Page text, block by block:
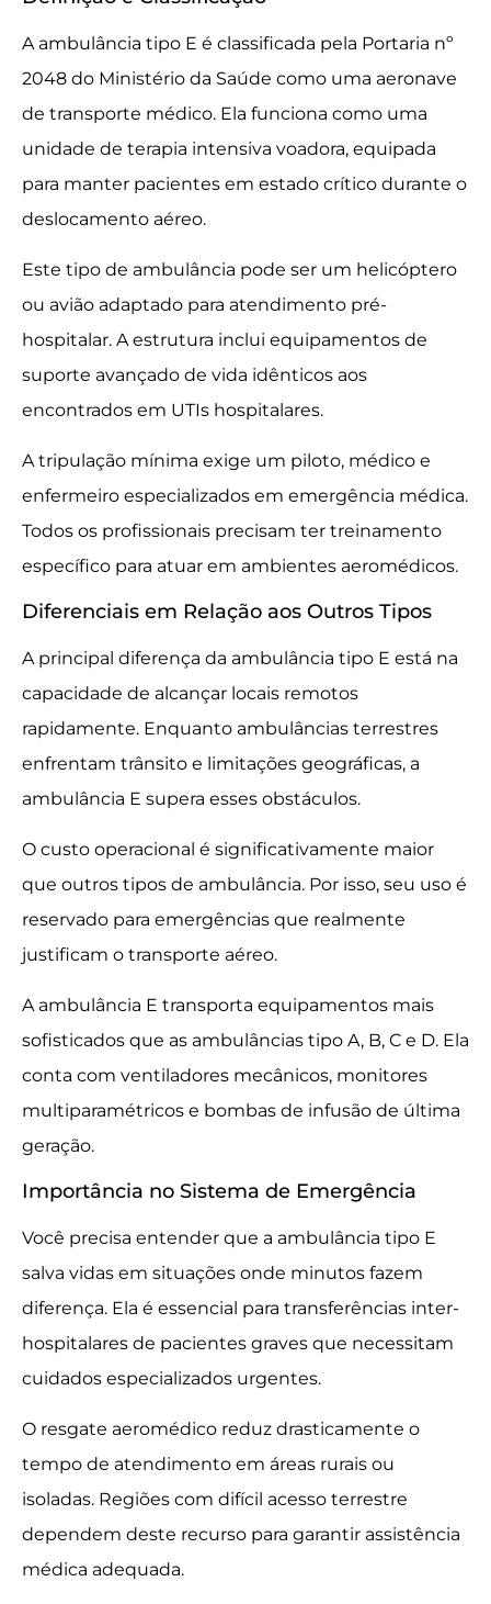
A ambulância tipo E é classificada pela Portaria nº
2048 do Ministério da Saúde como uma aeronave
de transporte médico. Ela funciona como uma
unidade de terapia intensiva voadora, equipada
para manter pacientes em estado crítico durante o
deslocamento aéreo.
Este tipo de ambulância pode ser um helicóptero
ou avião adaptado para atendimento pré-
hospitalar. A estrutura inclui equipamentos de
suporte avançado de vida idênticos aos
encontrados em UTIs hospitalares.
A tripulação mínima exige um piloto, médico e
enfermeiro especializados em emergência médica.
Todos os profissionais precisam ter treinamento
específico para atuar em ambientes aeromédicos.
Diferenciais em Relação aos Outros Tipos
A principal diferença da ambulância tipo E está na
capacidade de alcançar locais remotos
rapidamente. Enquanto ambulâncias terrestres
enfrentam trânsito e limitações geográficas, a
ambulância E supera esses obstáculos.
O custo operacional é significativamente maior
que outros tipos de ambulância. Por isso, seu uso é
reservado para emergências que realmente
justificam o transporte aéreo.
A ambulância E transporta equipamentos mais
sofisticados que as ambulâncias tipo A, B, C e D. Ela
conta com ventiladores mecânicos, monitores
multiparamétricos e bombas de infusão de última
geração.
Importância no Sistema de Emergência
Você precisa entender que a ambulância tipo E
salva vidas em situações onde minutos fazem
diferença. Ela é essencial para transferências inter-
hospitalares de pacientes graves que necessitam
cuidados especializados urgentes.
O resgate aeromédico reduz drasticamente o
tempo de atendimento em áreas rurais ou
isoladas. Regiões com difícil acesso terrestre
dependem deste recurso para garantir assistência
médica adequada.